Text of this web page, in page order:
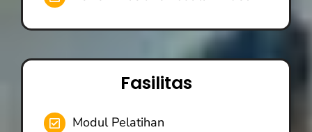
Fasilitas
Modul Pelatihan